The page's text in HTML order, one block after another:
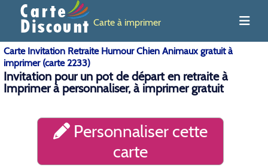
Carte à imprimer
Carte Invitation Retraite Humour Chien Animaux gratuit à
imprimer (carte 2233)
Invitation pour un pot de départ en retraite à
Imprimer à personnaliser, à imprimer gratuit
Personnaliser cette
carte